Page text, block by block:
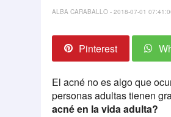
ALBA CARABALLO - 2018-07-01
Pinterest
El acné no es algo que
personas adultas tienen
acné en la vida adulta?